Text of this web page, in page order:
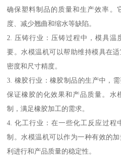
确保塑料制品的质量和生产效率。
度、减少翘曲和缩水等缺陷。
2. 压铸行业：压铸过程中，模具温
要。水模温机可以帮助维持模具在
密度和尺寸精度。
3. 橡胶行业：橡胶制品的生产中，
保证橡胶的化效果和产品质量。水
制，满足橡胶加工的需求。
4. 化工行业：在一些化工反应过程
制。水模温机可以作为一种有效的
利进行和产品质量的稳定性。